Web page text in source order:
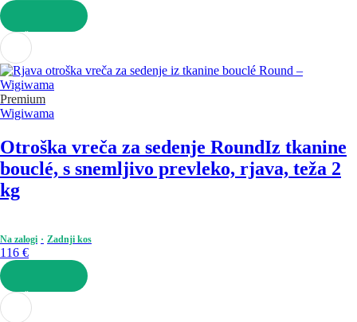
V KOŠARICO
Premium
Wigiwama
Otroška vreča za sedenje RoundIz tkanine
bouclé, s snemljivo prevleko, rjava, teža 2
kg
Na zalogi Zadnji kos
116 €
V KOŠARICO